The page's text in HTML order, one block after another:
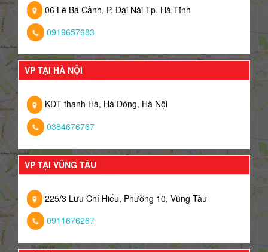
06 Lê Bá Cảnh, P. Đại Nài Tp. Hà Tĩnh
0919657683
VP TẠI HÀ NỘI
KĐT thanh Hà, Hà Đông, Hà Nội
0384676767
VP TẠI VŨNG TÀU
225/3 Lưu Chí Hiếu, Phường 10, Vũng Tàu
0911676267